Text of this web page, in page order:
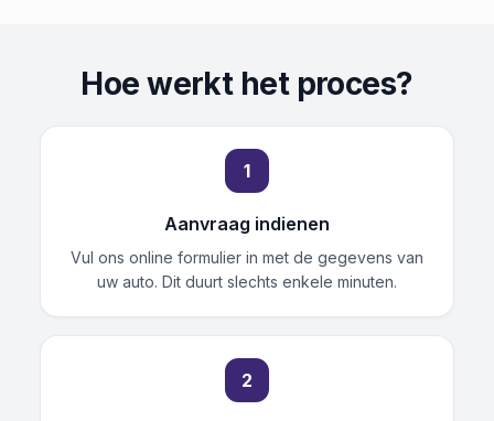
Hoe werkt het proces?
1
Aanvraag indienen
Vul ons online formulier in met de gegevens van
uw auto. Dit duurt slechts enkele minuten.
2